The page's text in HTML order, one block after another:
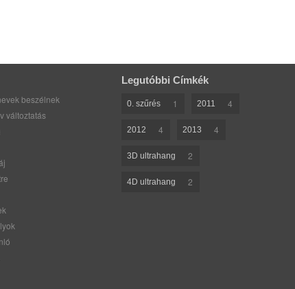
beszélnek
változtatás
Legutóbbi Címkék
0. szűrés 1 2011 4
2012 4 2013 4
3D ultrahang 2
4D ultrahang 2